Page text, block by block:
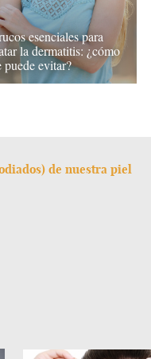
esenciales para
la dermatitis: ¿cómo
puede evitar?
de nuestra piel